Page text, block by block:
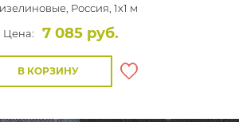
Россия, 1x1 м
Цена:
7 085 руб.
В КОРЗИНУ